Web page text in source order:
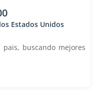
Estados Unidos
buscando mejores